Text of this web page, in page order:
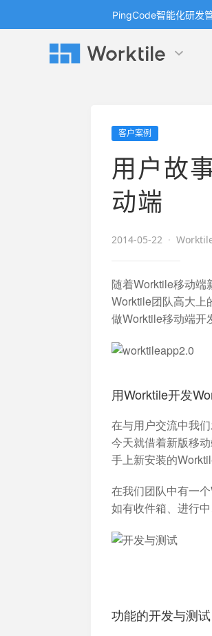
PingCode智能化研发
以项目化的方式管理企业任务
Worktile 旗下智
Worktile 旗下智
全面了解 Worktile 的使用方法和技巧
通过企业内训、管理咨询帮助企业落
加入开放平台，打造更好的开放平台
Worktile 旗下智
客户案例
用户故
动端
2014-05-22 ·
随着Worktile移动端
Worktile团队高大上
做Worktile移动端开
用Worktile开发
在与用户交流中我
今天就借着新版移
手上新安装的
在我们团队中有一
如有收件箱、 进行中
功能的开发与测试